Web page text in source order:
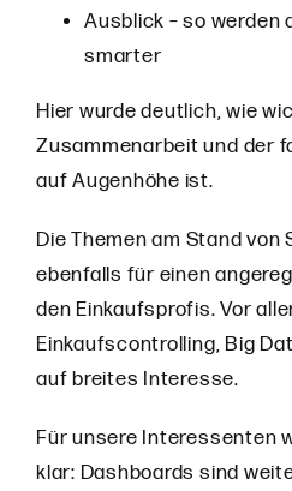
Ausblick – so werden
smarter
Hier wurde deutlich, wie
Zusammenarbeit und der
auf Augenhöhe ist.
Die Themen am Stand
ebenfalls für einen
den Einkaufsprofis. Vor
Einkaufscontrolling, Big
auf breites Interesse.
Für unsere Interessenten
klar: Dashboards sind